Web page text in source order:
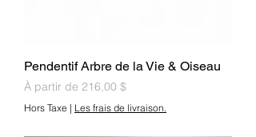
Pendentif Arbre de la Vie & Oiseau
À partir de 216,00 $
Prix promotionnel
Hors Taxe | Les frais de livraison.